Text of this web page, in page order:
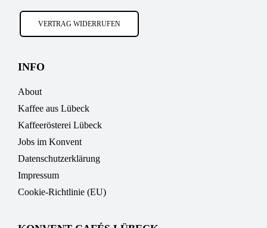
VERTRAG WIDERRUFEN
INFO
About
Kaffee aus Lübeck
Kaffeerösterei Lübeck
Jobs im Konvent
Datenschutzerklärung
Impressum
Cookie-Richtlinie (EU)